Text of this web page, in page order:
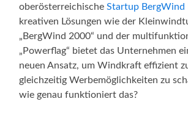
oberösterreichischeStartup BergWind
kreativen Lösungen wie der
„BergWind 2000“ und der
„Powerflag“ bietet das Unternehmen
neuen Ansatz, um Windkraft effizient
gleichzeitig Werbemöglichkeiten zu
wie genau funktioniert das?